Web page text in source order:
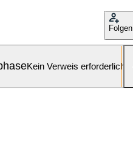
Folgen
Kein Verweis erforderlich